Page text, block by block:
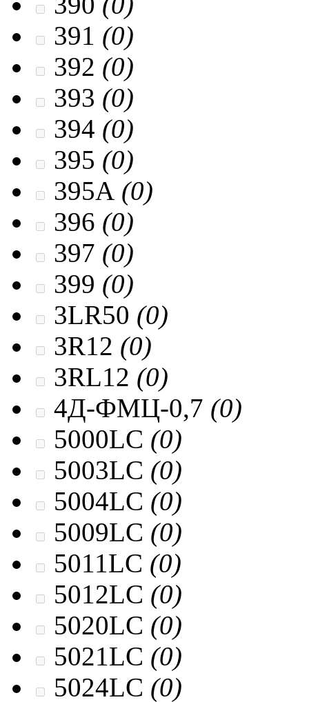
391 (0)
392 (0)
393 (0)
394 (0)
395 (0)
395A (0)
396 (0)
397 (0)
399 (0)
3LR50 (0)
3R12 (0)
3RL12 (0)
4Д-ФМЦ-0,7 (0)
5000LC (0)
5003LC (0)
5004LC (0)
5009LC (0)
5011LC (0)
5012LC (0)
5020LC (0)
5021LC (0)
5024LC (0)